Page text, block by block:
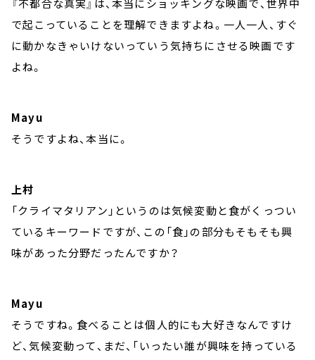
で起こっていることを理解できますよね。一人一人、すぐ
に動かなきゃいけないっていう気持ちにさせる映画です
よね。
Mayu
そうですよね、本当に。
上村
「クライマタリアン」というのは気候変動と食がくっつい
ているキーワードですが、この「食」の部分もそもそも興
味があった分野だったんですか？
Mayu
そうですね。食べることは個人的にも大好きなんですけ
ど、気候変動って、まだ、「いったい誰が興味を持っている